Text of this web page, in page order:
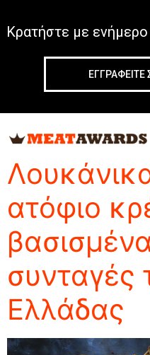
Κρατήστε με
ΕΓΓΡΑΦΕIΤΕ
Tag:
ατόφιο
συνταγές
Ελλάδας